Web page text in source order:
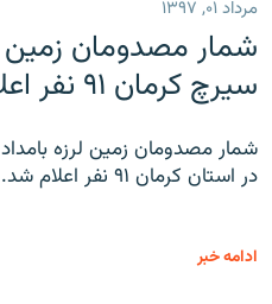
مرداد ۰۱, ۱۳۹۷
شمار مصدومان زمین
سیرچ کرمان ۹۱ نفر اعلام شد
شمار مصدومان زمین لرزه
در استان کرمان ۹۱ نفر اعلام شد.
ادامه خبر